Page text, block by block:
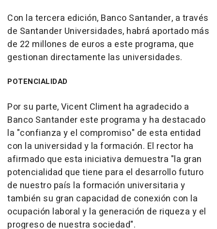
Con la tercera edición, Banco Santander, a través
de Santander Universidades, habrá aportado más
de 22 millones de euros a este programa, que
gestionan directamente las universidades.
POTENCIALIDAD
Por su parte, Vicent Climent ha agradecido a
Banco Santander este programa y ha destacado
la "confianza y el compromiso" de esta entidad
con la universidad y la formación. El rector ha
afirmado que esta iniciativa demuestra "la gran
potencialidad que tiene para el desarrollo futuro
de nuestro país la formación universitaria y
también su gran capacidad de conexión con la
ocupación laboral y la generación de riqueza y el
progreso de nuestra sociedad".